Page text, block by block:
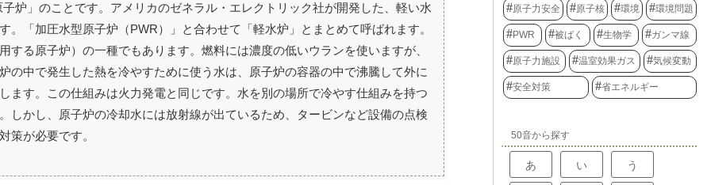
炉」のことです。アメリカのゼネラル・エレクトリック社が開発した、軽い水
「加圧水型原子炉（PWR）」と合わせて「軽水炉」とまとめて呼ばれます。
る原子炉）の一種でもあります。燃料には濃度の低いウランを使いますが、
の中で発生した熱を冷やすために使う水は、原子炉の容器の中で沸騰して外に
ます。この仕組みは火力発電と同じです。水を別の場所で冷やす仕組みを持つ
しかし、原子炉の冷却水には放射線が出ているため、タービンなど設備の点検
策が必要です。
原子力安全 原子核 環境 環境問題
PWR 被ばく 生物学 ガンマ線
原子力施設 温室効果ガス 気候変動
安全対策 省エネルギー
50音から探す
あ い う